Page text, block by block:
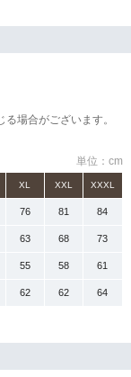
場合がございます。
単位：cm
XL XXL XXXL
76 81 84
63 68 73
55 58 61
62 62 64